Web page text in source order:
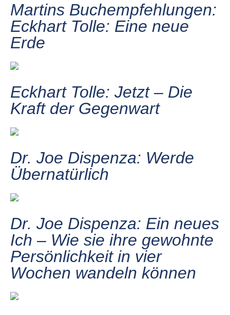
Martins Buchempfehlungen:
Eckhart Tolle: Eine neue
Erde
Eckhart Tolle: Jetzt – Die
Kraft der Gegenwart
Dr. Joe Dispenza: Werde
Übernatürlich
Dr. Joe Dispenza: Ein neues
Ich – Wie sie ihre gewohnte
Persönlichkeit in vier
Wochen wandeln können​